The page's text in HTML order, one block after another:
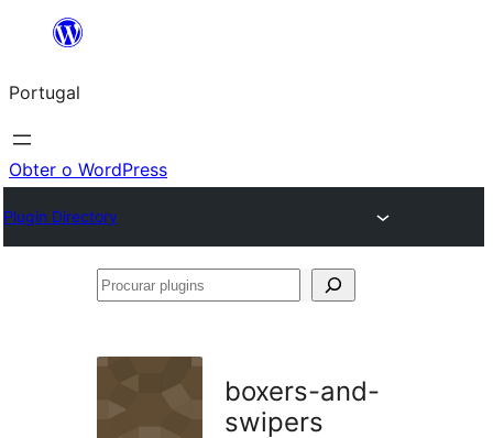
Saltar
o
conteúdo
Portugal
Obter o WordPress
Plugin Directory
Procurar
boxers-and-
swipers